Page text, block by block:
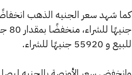
للبيع و 55920 جنيهًا للشراء.